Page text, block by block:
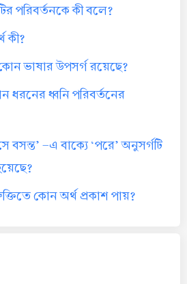
পরিবর্তনকে কী বলে?
কী?
ভাষার উপসর্গ রয়েছে?
ধরনের ধ্বনি পরিবর্তনের
-এ বাক্যে ‘পরে’ অনুসর্গটি
কোন অর্থ প্রকাশ পায়?